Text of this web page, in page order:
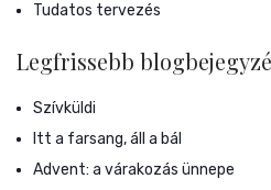
Tudatos tervezés
Legfrissebb
Szívküldi
Itt a farsang, áll a bál
Advent: a várakozás ünnepe